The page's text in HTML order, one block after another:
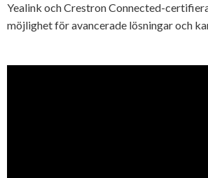
Yealink och Crestron Connected-
möjlighet för avancerade lösningar och